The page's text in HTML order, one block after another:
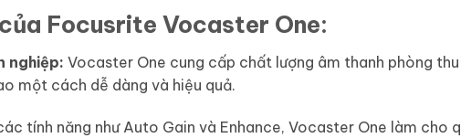
Focusrite Vocaster One:
nghiệp: Vocaster One cung cấp chất lượng âm thanh phòng
một cách dễ dàng và hiệu quả.
tính năng như Auto Gain và Enhance, Vocaster One làm cho